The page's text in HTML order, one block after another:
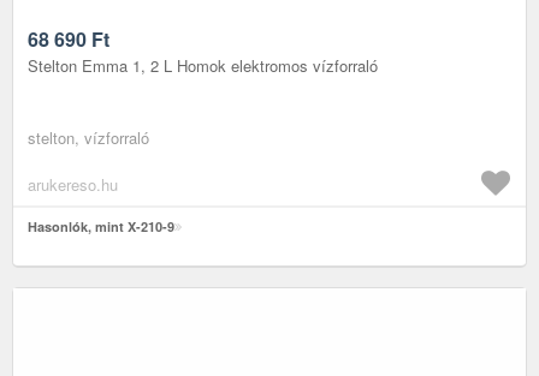
68 690 Ft
Stelton Emma 1, 2 L Homok elektromos vízforraló
stelton, vízforraló
arukereso.hu
Hasonlók, mint X-210-9